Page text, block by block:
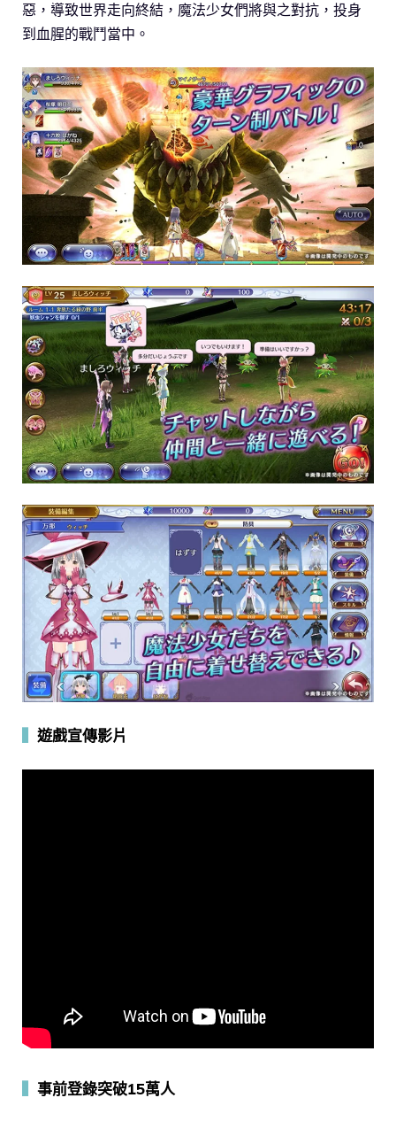
惡，導致世界走向終結，魔法少女們將與之對抗，投身
到血腥的戰鬥當中。
遊戲宣傳影片
事前登錄突破15萬人